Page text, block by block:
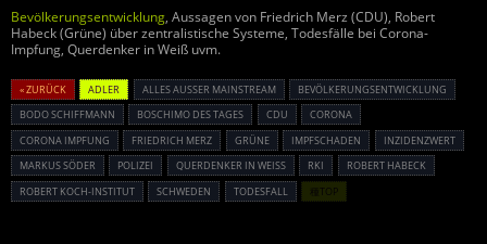
Bevölkerungsentwicklung, Aussagen von Friedrich Merz (CDU), Robert
Habeck (Grüne) über zentralistische Systeme, Todesfälle bei Corona-
Impfung, Querdenker in Weiß uvm.
« ZURÜCK ADLER ALLES AUSSER MAINSTREAM
BEVÖLKERUNGSENTWICKLUNG
BODO SCHIFFMANN
BOSCHIMO DES TAGES CDU
CORONA
CORONA IMPFUNG
FRIEDRICH MERZ GRÜNE IMPFSCHADEN
INZIDENZWERT
MARKUS SÖDER
POLIZEI QUERDENKER IN WEISS RKI
ROBERT HABECK
ROBERT KOCH-INSTITUT
SCHWEDEN TODESFALL 種TOP